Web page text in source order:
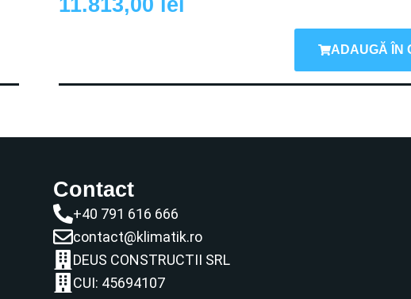
ADAUGĂ ÎN
Contact
+40 791 616 666
contact@klimatik.ro
DEUS CONSTRUCTII SRL
CUI: 45694107